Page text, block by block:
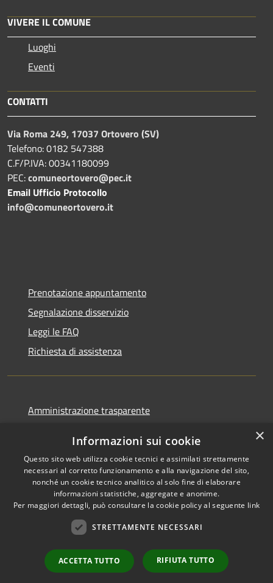
VIVERE IL COMUNE
Luoghi
Eventi
CONTATTI
Via Roma 249, 17037 Ortovero (SV)
Telefono: 0182 547388
C.F/P.IVA: 00341180099
PEC:comuneortovero@pec.it
Email Ufficio Protocollo
info@comuneortovero.it
Prenotazione appuntamento
Segnalazione disservizio
Leggi le FAQ
Richiesta di assistenza
Amministrazione trasparente
Dichiarazione di accessibilità
Copyright © 2026 • Comune di
Municipium•
Accesso
redazione
×
Informazioni sui cookie
Questo sito web utilizza cookie tecnici e assimilati strettamente
necessari al corretto funzionamento e alla navigazione del sito,
nonché un cookie tecnico analitico al solo fine di elaborare
informazioni statistiche, aggregate e anonime.
Per maggiori dettagli, può consultare la cookie policy al seguente link
STRETTAMENTE NECESSARI
ACCETTA TUTTO RIFIUTA TUTTO